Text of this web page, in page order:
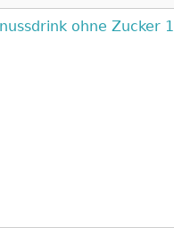
ohne Zucker 1l